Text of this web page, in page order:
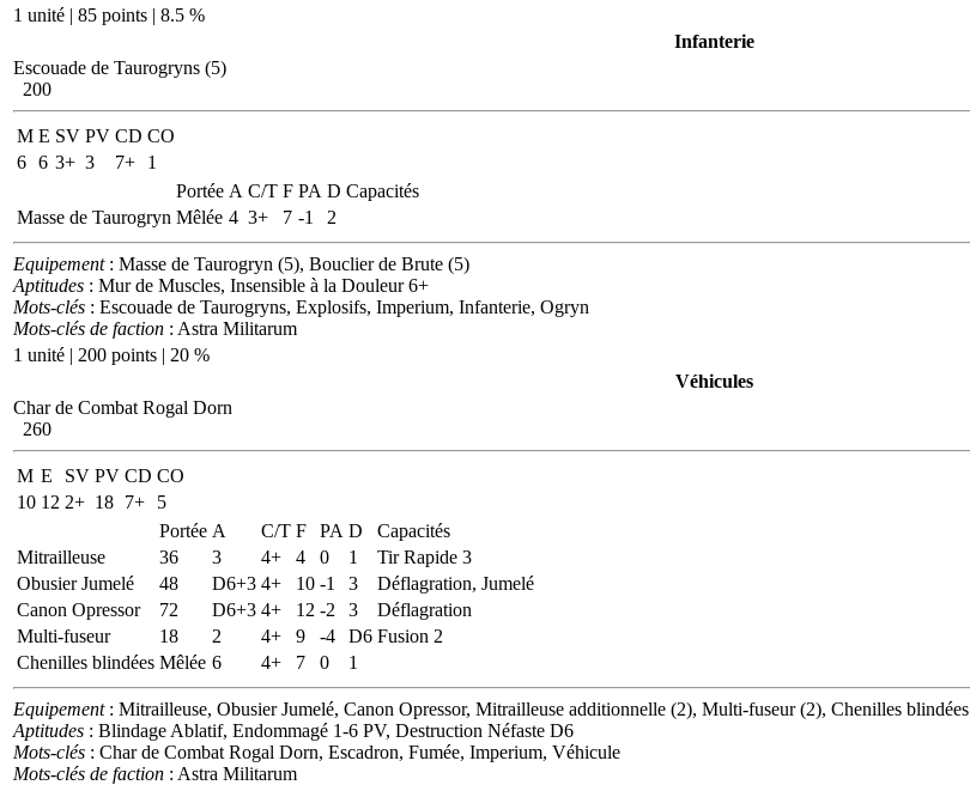
1 unité | 85 points | 8.5 %
Infanterie
Escouade de Taurogryns (5)
200
M E SV PV CD CO
6 6 3+ 3 7+
1
Portée A C/T F PA D Capacités
Masse de Taurogryn Mêlée 4 3+ 7 -1 2
Equipement: Masse de Taurogryn (5), Bouclier de Brute (5)
Aptitudes : Mur de Muscles, Insensible à la Douleur 6+
Mots-clés : Escouade de Taurogryns, Explosifs, Imperium, Infanterie, Ogryn
Mots-clés de faction : Astra Militarum
1 unité | 200 points | 20 %
Véhicules
Char de Combat Rogal Dorn
260
M E SV PV CD CO
10 12 2+ 18 7+
5
Portée A C/T F PA D
Capacités
Mitrailleuse
36 3 4+ 4 0 1
Tir Rapide 3
Obusier Jumelé
48 D6+3 4+ 10 -1 3
Déflagration, Jumelé
Canon Opressor
72 D6+3 4+ 12 -2 3
Déflagration
Multi-fuseur
18 2 4+ 9 -4 D6 Fusion 2
Chenilles blindées Mêlée 6 4+ 7 0 1
Equipement: Mitrailleuse, Obusier Jumelé, Canon Opressor, Mitrailleuse additionnelle (2), Multi-fuseur (2), Chenilles blindées
Aptitudes : Blindage Ablatif, Endommagé 1-6 PV, Destruction Néfaste D6
Mots-clés : Char de Combat Rogal Dorn, Escadron, Fumée, Imperium, Véhicule
Mots-clés de faction : Astra Militarum